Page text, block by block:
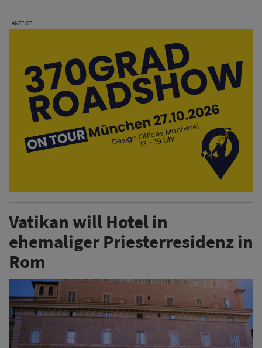
ANZEIGE
Vatikan will Hotel in
ehemaliger Priesterresidenz in
Rom